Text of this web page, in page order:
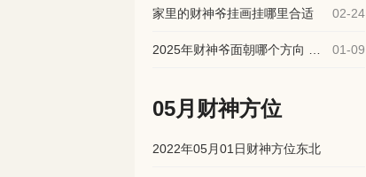
家里的财神爷挂画挂哪里合适 02-24
01-09
05月财神方位
2022年05月01日财神方位东北